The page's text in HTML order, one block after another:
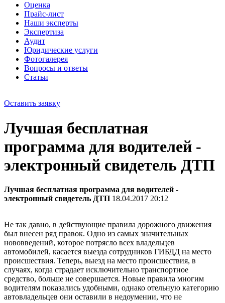
Оценка
Прайс-лист
Наши эксперты
Экспертиза
Аудит
Юридические услуги
Фотогалерея
Вопросы и ответы
Статьи
Оставить заявку
Лучшая бесплатная
программа для водителей -
электронный свидетель ДТП
Лучшая бесплатная программа для водителей -
электронный свидетель ДТП 18.04.2017 20:12
Не так давно, в действующие правила дорожного движения
был внесен ряд правок. Одно из самых значительных
нововведений, которое потрясло всех владельцев
автомобилей, касается выезда сотрудников ГИБДД на место
происшествия. Теперь, выезд на место происшествия, в
случаях, когда страдает исключительно транспортное
средство, больше не совершается. Новые правила многим
водителям показались удобными, однако отельную категорию
автовладельцев они оставили в недоумении, что не